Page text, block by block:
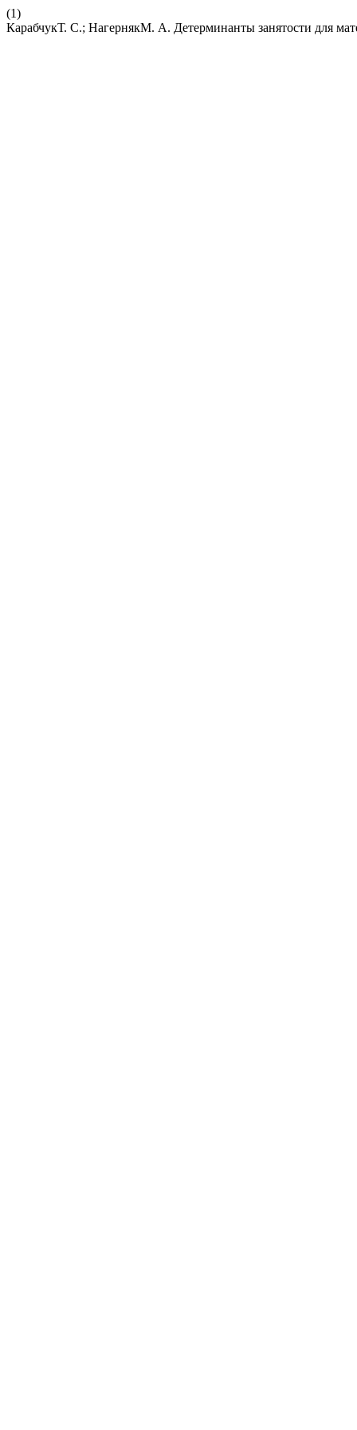
(1)
КарабчукТ. С.; НагернякМ. А. Детерминанты занятости для